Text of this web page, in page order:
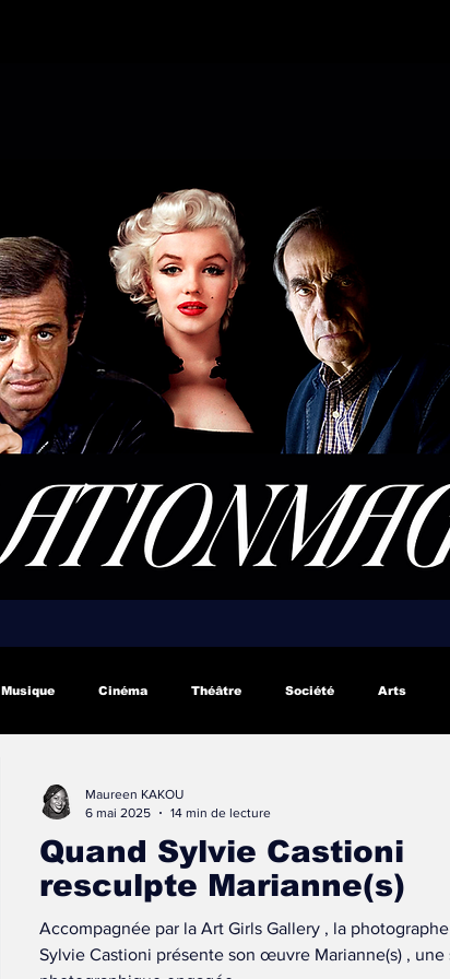
Musique Cinéma Théâtre Société Arts
Quand Sylvie Castioni
resculpte Marianne(s)
Accompagnée par la Art Girls Gallery , la photographe
Sylvie Castioni présente son œuvre Marianne(s) , une série
Maureen KAKOU
6 mai 2025
14 min de lecture